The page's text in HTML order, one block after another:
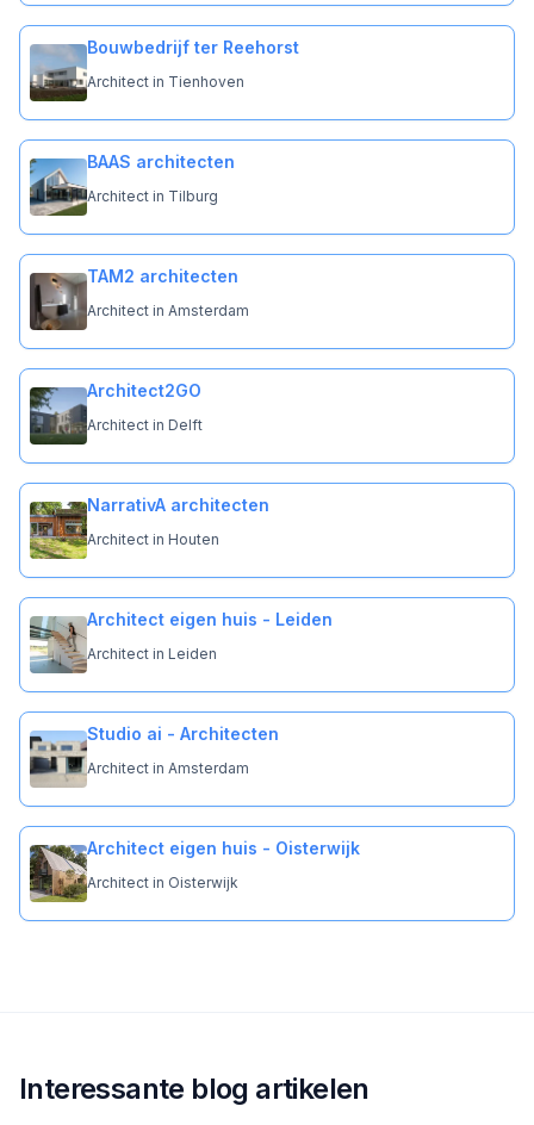
Bouwbedrijf ter Reehorst
Architect in Tienhoven
BAAS architecten
Architect in Tilburg
TAM2 architecten
Architect in Amsterdam
Architect2GO
Architect in Delft
NarrativA architecten
Architect in Houten
Architect eigen huis - Leiden
Architect in Leiden
Studio ai - Architecten
Architect in Amsterdam
Architect eigen huis - Oisterwijk
Architect in Oisterwijk
Interessante blog artikelen